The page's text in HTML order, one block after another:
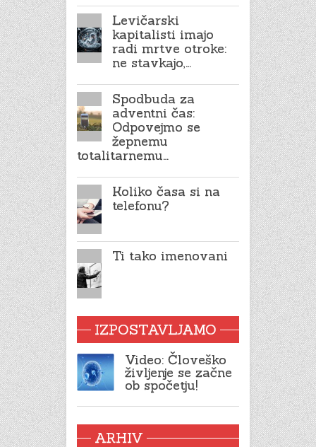
Levičarski
kapitalisti imajo
radi mrtve otroke:
ne stavkajo,…
Spodbuda za
adventni čas:
Odpovejmo se
žepnemu
totalitarnemu…
Koliko časa si na
telefonu?
Ti tako imenovani
IZPOSTAVLJAMO
Video: Človeško
življenje se začne
ob spočetju!
ARHIV